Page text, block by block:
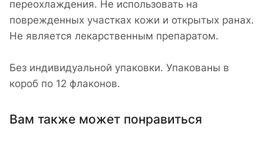
переохлаждения. Не использовать на
поврежденных участках кожи и открытых ранах.
Не является лекарственным препаратом.
Без индивидуальной упаковки. Упакованы в
короб по 12 флаконов.
Вам также может понравиться